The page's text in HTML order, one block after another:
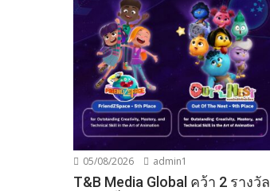
05/08/2026 admin1
T&B Media Global คว้า 2 รางวัล